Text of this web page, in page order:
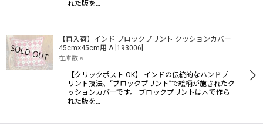
れた版を…
【再入荷】インド ブロックプリント クッションカバー
45cm×45cm用 A 193006
在庫数 ×
【クリックポスト OK】 インドの伝統的なハンドプ
リント技法、“ブロックプリント”で絵柄が施されたク
ッションカバーです。 ブロックプリントは木で作ら
れた版を…